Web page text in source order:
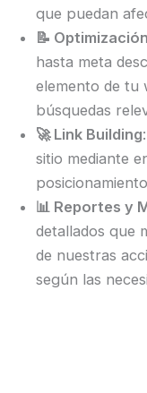
que puedan
📝
hasta meta
elemento de tu
búsquedas
🚀 Link Building
sitio mediante
📊 Reportes y
detallados que
de nuestras
según las